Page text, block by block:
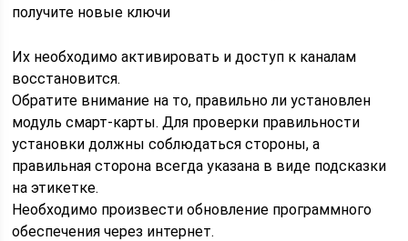
получите новые ключи
Их необходимо активировать и доступ к каналам
восстановится.
Обратите внимание на то, правильно ли установлен
модуль смарт-карты. Для проверки правильности
установки должны соблюдаться стороны, а
правильная сторона всегда указана в виде подсказки
на этикетке.
Необходимо произвести обновление программного
обеспечения через интернет.